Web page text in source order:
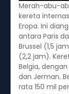
Merah-abu-
kereta
Eropa. Ini
antara Paris
Brussel (1,5
(2,2 jam).
Belgia,
dan Jerman.
rata 150 mil